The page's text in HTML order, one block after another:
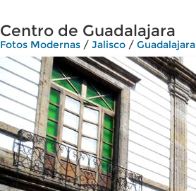
Centro de Guadalajara
Fotos Modernas / Jalisco / Guadalajara